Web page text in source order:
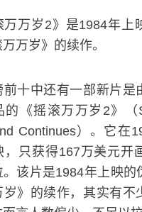
万万岁2》是1984年上
万万岁》的续作。
前十中还有一部新片是
的《摇滚万万岁2》（
Continues）。它在
，只获得167万美元开
。该片是1984年上映的
岁》的续作，其实有不